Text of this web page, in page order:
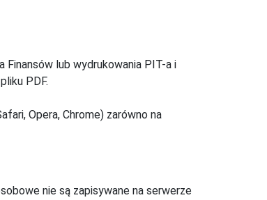
lub wydrukowania PIT-a i
PDF.
Opera, Chrome) zarówno na
nie są zapisywane na serwerze